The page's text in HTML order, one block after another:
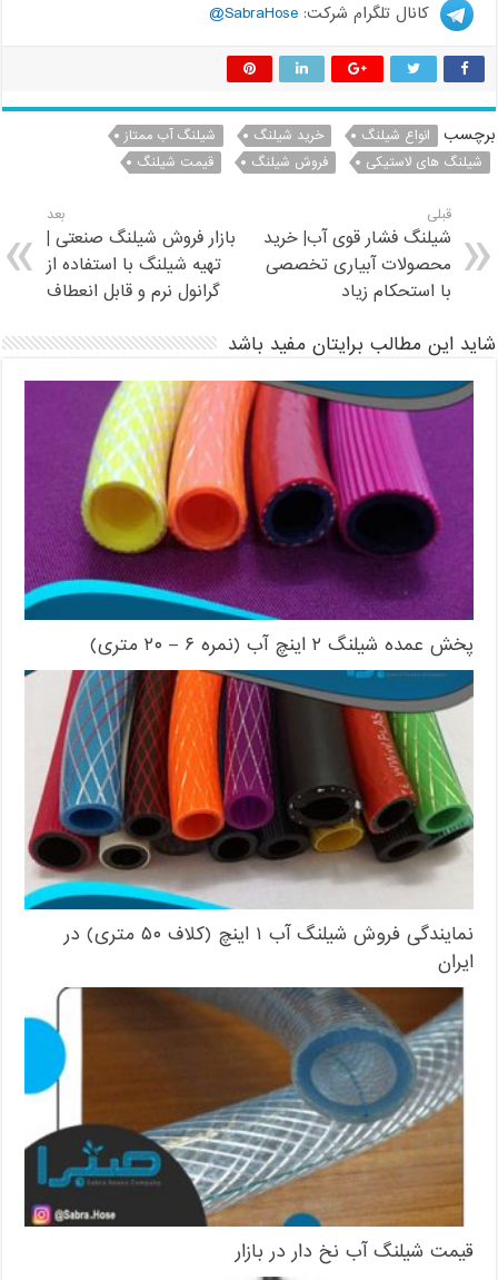
کانال تلگرام شرکت:SabraHose@
برچسب انواع شیلنگ خرید شیلنگ
شیلنگ آب ممتاز
شیلنگ های لاستیکی
فروش شیلنگ قیمت شیلنگ
قبلی
شیلنگ فشار قوی آب| خرید
محصولات آبیاری تخصصی
با استحکام زیاد
بعد
بازار فروش شیلنگ صنعتی |
تهیه شیلنگ با استفاده از
گرانول نرم و قابل انعطاف
شاید این مطالب برایتان مفید باشد
پخش عمده شیلنگ ۲ اینچ آب (نمره ۶ – ۲۰ متری)
نمایندگی فروش شیلنگ آب ۱ اینچ (کلاف ۵۰ متری) در
ایران
قیمت شیلنگ آب نخ دار در بازار